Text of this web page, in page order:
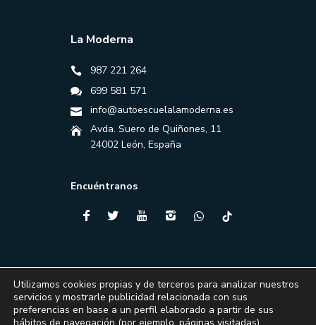
La Moderna
987 221 264
699 581 571
info@autoescuelalamoderna.es
Avda. Suero de Quiñones, 11
24002 León, España
Encuéntranos
Utilizamos cookies propias y de terceros para analizar nuestros
servicios y mostrarle publicidad relacionada con sus
preferencias en base a un perfil elaborado a partir de sus